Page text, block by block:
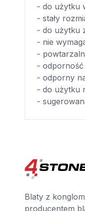
- do użytku
- stały
- do użytku
- nie
-
- odporność
- odporny
- do użytku
-
Blaty z
producentem